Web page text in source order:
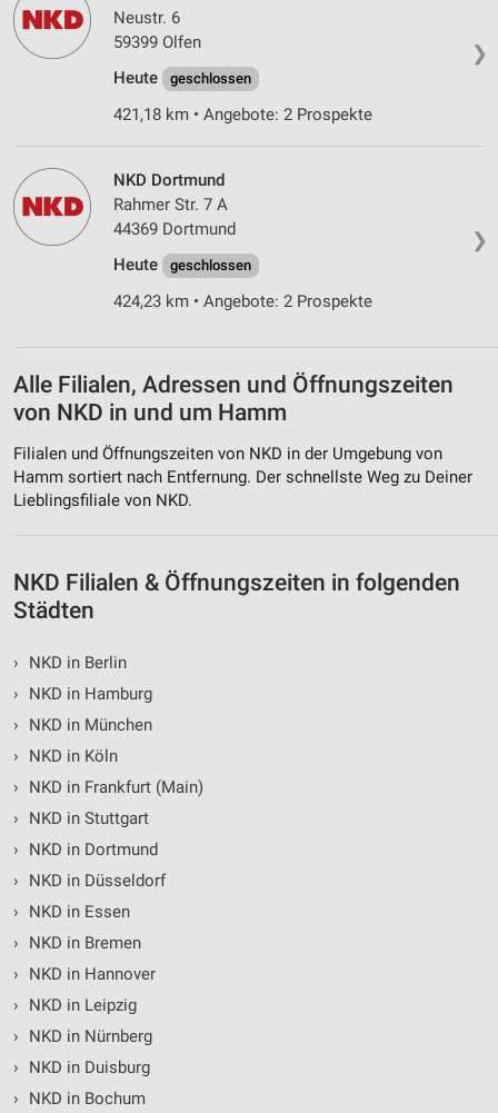
❯
Neustr. 6
59399 Olfen
Heute
geschlossen
421,18 km • Angebote: 2 Prospekte
❯
NKD Dortmund
Rahmer Str. 7 A
44369 Dortmund
Heute
geschlossen
424,23 km • Angebote: 2 Prospekte
Alle Filialen, Adressen und Öffnungszeiten
von NKD in und um Hamm
Filialen und Öffnungszeiten von NKD in der Umgebung von
Hamm sortiert nach Entfernung. Der schnellste Weg zu Deiner
Lieblingsfiliale von NKD.
NKD Filialen & Öffnungszeiten in folgenden
Städten
›
NKD in Berlin
›
NKD in Hamburg
›
NKD in München
›
NKD in Köln
›
NKD in Frankfurt (Main)
›
NKD in Stuttgart
›
NKD in Dortmund
›
NKD in Düsseldorf
›
NKD in Essen
›
NKD in Bremen
›
NKD in Hannover
›
NKD in Leipzig
›
NKD in Nürnberg
›
NKD in Duisburg
›
NKD in Bochum
Geräte anhand von aktiv angeforderten
Informationen identifizieren
Nicht-IAB-Verarbeitungszwecke:
Funktional
Werbung